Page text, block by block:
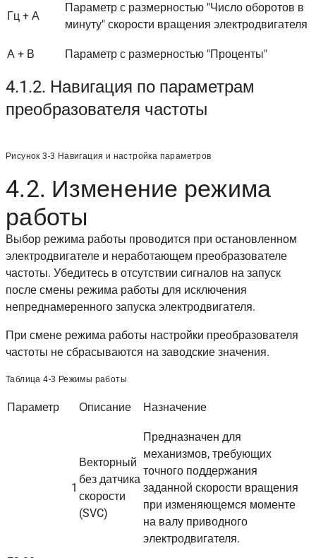
Гц + А
Параметр с размерностью "Число оборотов в
минуту" скорости вращения электродвигателя
А + В Параметр с размерностью "Проценты"
4.1.2. Навигация по параметрам
преобразователя частоты
Рисунок 3-3 Навигация и настройка параметров
4.2. Изменение режима
работы
Выбор режима работы проводится при остановленном
электродвигателе и неработающем преобразователе
частоты. Убедитесь в отсутствии сигналов на запуск
после смены режима работы для исключения
непреднамеренного запуска электродвигателя.
При смене режима работы настройки преобразователя
частоты не сбрасываются на заводские значения.
Таблица 4-3 Режимы работы
Параметр Описание Назначение
1
Векторный
без датчика
скорости
(SVC)
Предназначен для
механизмов, требующих
точного поддержания
заданной скорости вращения
при изменяющемся моменте
на валу приводного
электродвигателя.